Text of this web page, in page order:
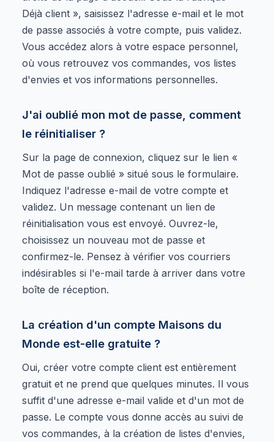
Déjà client », saisissez l'adresse e-mail et le mot
de passe associés à votre compte, puis validez.
Vous accédez alors à votre espace personnel,
où vous retrouvez vos commandes, vos listes
d'envies et vos informations personnelles.
J'ai oublié mon mot de passe, comment
le réinitialiser ?
Sur la page de connexion, cliquez sur le lien «
Mot de passe oublié » situé sous le formulaire.
Indiquez l'adresse e-mail de votre compte et
validez. Un message contenant un lien de
réinitialisation vous est envoyé. Ouvrez-le,
choisissez un nouveau mot de passe et
confirmez-le. Pensez à vérifier vos courriers
indésirables si l'e-mail tarde à arriver dans votre
boîte de réception.
La création d'un compte Maisons du
Monde est-elle gratuite ?
Oui, créer votre compte client est entièrement
gratuit et ne prend que quelques minutes. Il vous
suffit d'une adresse e-mail valide et d'un mot de
passe. Le compte vous donne accès au suivi de
vos commandes, à la création de listes d'envies,